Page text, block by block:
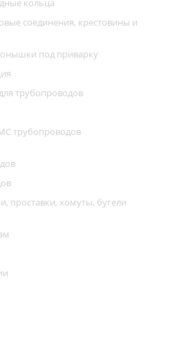
кольца
соединения, крестовины и
под приварку
трубопроводов
трубопроводов
проставки, хомуты, бугели